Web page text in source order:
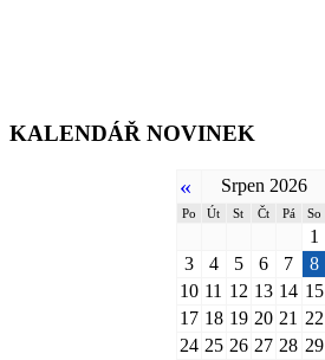
KALENDÁŘ NOVINEK
« Srpen 2026
Po Út St Čt Pá So
1
3
4 5 6 7 8
10 11 12 13 14 15
17 18 19 20 21 22
24 25 26 27 28 29